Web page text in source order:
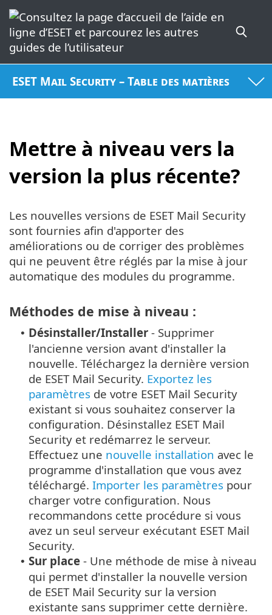
ESET Mail Security – Table des matières
Mettre à niveau vers la
version la plus récente?
Les nouvelles versions de ESET Mail Security
sont fournies afin d'apporter des
améliorations ou de corriger des problèmes
qui ne peuvent être réglés par la mise à jour
automatique des modules du programme.
Méthodes de mise à niveau :
• Désinstaller/Installer - Supprimer
l'ancienne version avant d'installer la
nouvelle. Téléchargez la dernière version
de ESET Mail Security. Exportez les
paramètres de votre ESET Mail Security
existant si vous souhaitez conserver la
configuration. Désinstallez ESET Mail
Security et redémarrez le serveur.
Effectuez une nouvelle installation avec le
programme d'installation que vous avez
téléchargé. Importer les paramètres pour
charger votre configuration. Nous
recommandons cette procédure si vous
avez un seul serveur exécutant ESET Mail
Security.
• Sur place - Une méthode de mise à niveau
qui permet d'installer la nouvelle version
de ESET Mail Security sur la version
existante sans supprimer cette dernière.